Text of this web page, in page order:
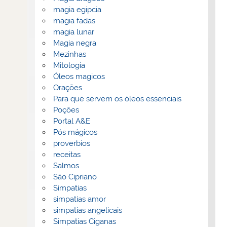
magia egipcia
magia fadas
magia lunar
Magia negra
Mezinhas
Mitologia
Óleos magicos
Orações
Para que servem os óleos essenciais
Poções
Portal A&E
Pós mágicos
proverbios
receitas
Salmos
São Cipriano
Simpatias
simpatias amor
simpatias angelicais
Simpatias Ciganas